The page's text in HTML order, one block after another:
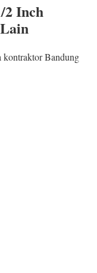
2 Inch
kontraktor Bandung